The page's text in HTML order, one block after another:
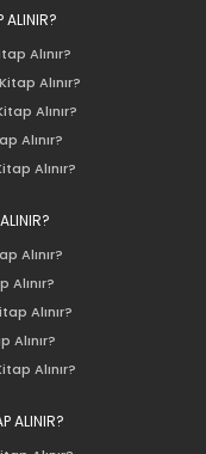
ALINIR?
Alınır?
Alınır?
Alınır?
Alınır?
Alınır?
Alınır?
Alınır?
Alınır?
Alınır?
Alınır?
ALINIR?